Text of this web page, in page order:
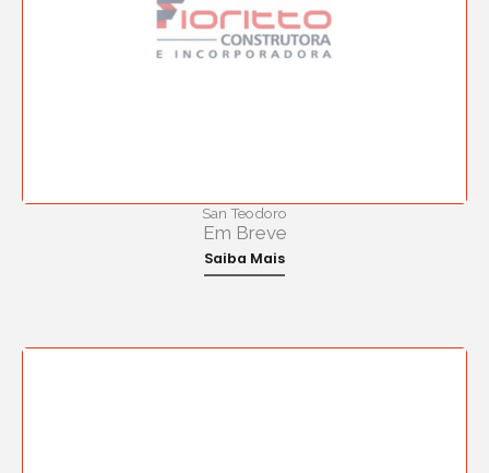
San Teodoro
Em Breve
Saiba Mais